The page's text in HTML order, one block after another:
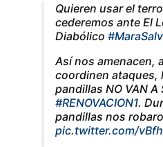
Quieren usar el
cederemos ante El
Diabólico
Así nos amenacen,
coordinen ataques,
pandillas NO VAN A
#RENOVACION1.
pandillas nos
pic.twitter.com/